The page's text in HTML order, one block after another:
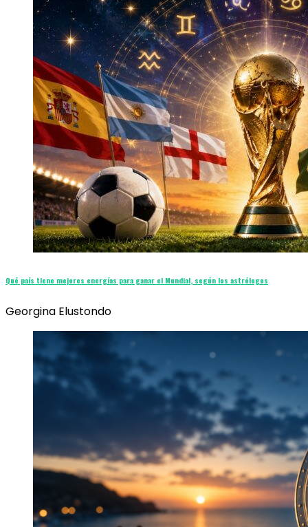
Qué país tiene mejores energías para ganar el Mundial, según los astrólogos
Georgina Elustondo